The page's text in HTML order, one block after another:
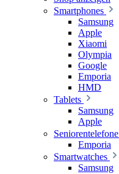
Smartphones
Samsung
Apple
Xiaomi
Olympia
Google
Emporia
HMD
Tablets
Samsung
Apple
Seniorentelefone
Emporia
Smartwatches
Samsung